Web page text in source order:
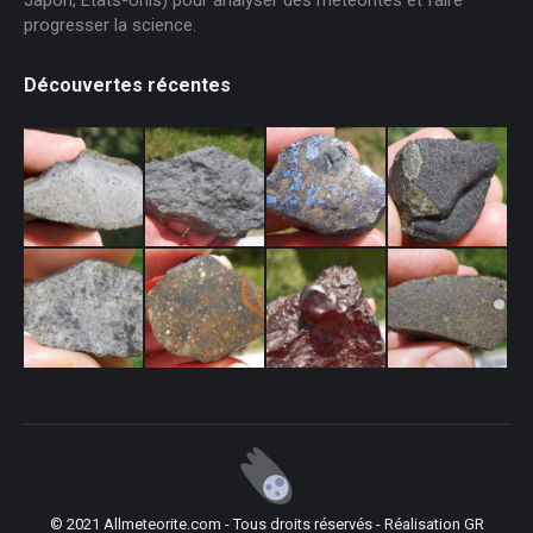
progresser la science.
Découvertes récentes
© 2021 Allmeteorite.com - Tous droits réservés - Réalisation GR